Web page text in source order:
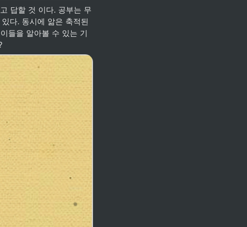
다. 동시에 앎은 축적된
들을 알아볼 수 있는 기